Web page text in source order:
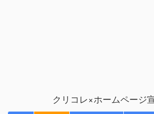
クリコレ×ホームページ